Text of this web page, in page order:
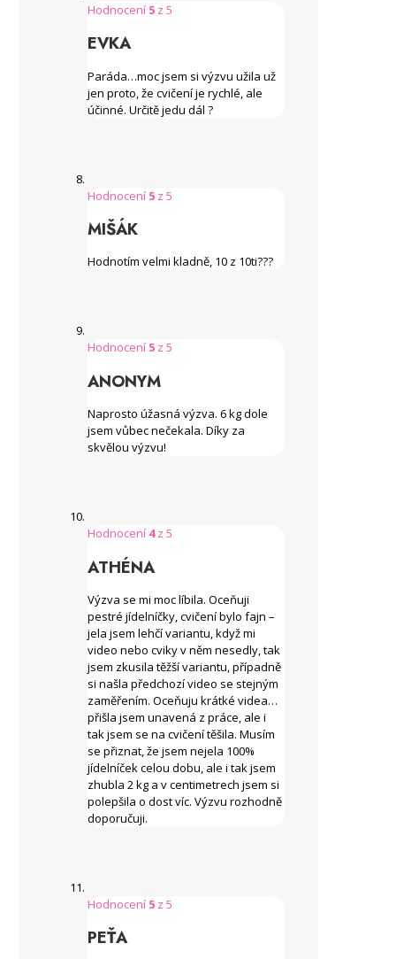
Hodnocení 5 z 5
EVKA
Paráda…moc jsem si výzvu užila už
jen proto, že cvičení je rychlé, ale
účinné. Určitě jedu dál ?
Hodnocení 5 z 5
MIŠÁK
Hodnotím velmi kladně, 10 z 10ti???
Hodnocení 5 z 5
ANONYM
Naprosto úžasná výzva. 6 kg dole
jsem vůbec nečekala. Díky za
skvělou výzvu!
Hodnocení 4z 5
ATHÉNA
Výzva se mi moc líbila. Oceňuji
pestré jídelníčky, cvičení bylo fajn –
jela jsem lehčí variantu, když mi
video nebo cviky v něm nesedly, tak
jsem zkusila těžší variantu, případně
si našla předchozí video se stejným
zaměřením. Oceňuju krátké videa…
přišla jsem unavená z práce, ale i
tak jsem se na cvičení těšila. Musím
se přiznat, že jsem nejela 100%
jídelníček celou dobu, ale i tak jsem
zhubla 2 kg a v centimetrech jsem si
polepšila o dost víc. Výzvu rozhodně
doporučuji.
Hodnocení 5 z 5
PEŤA